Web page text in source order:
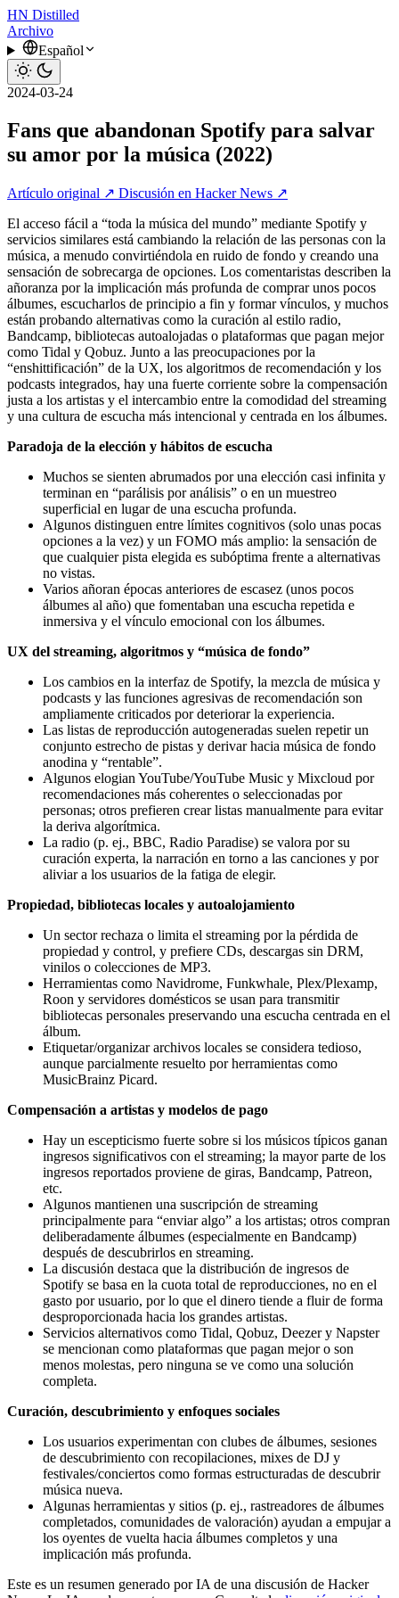
HN Distilled
Archivo
Español
2024-03-24
Fans que abandonan Spotify para salvar
su amor por la música (2022)
Artículo original ↗ Discusión en Hacker News ↗
El acceso fácil a “toda la música del mundo” mediante Spotify y
servicios similares está cambiando la relación de las personas con la
música, a menudo convirtiéndola en ruido de fondo y creando una
sensación de sobrecarga de opciones. Los comentaristas describen la
añoranza por la implicación más profunda de comprar unos pocos
álbumes, escucharlos de principio a fin y formar vínculos, y muchos
están probando alternativas como la curación al estilo radio,
Bandcamp, bibliotecas autoalojadas o plataformas que pagan mejor
como Tidal y Qobuz. Junto a las preocupaciones por la
“enshittificación” de la UX, los algoritmos de recomendación y los
podcasts integrados, hay una fuerte corriente sobre la compensación
justa a los artistas y el intercambio entre la comodidad del streaming
y una cultura de escucha más intencional y centrada en los álbumes.
Paradoja de la elección y hábitos de escucha
Muchos se sienten abrumados por una elección casi infinita y
terminan en “parálisis por análisis” o en un muestreo
superficial en lugar de una escucha profunda.
Algunos distinguen entre límites cognitivos (solo unas pocas
opciones a la vez) y un FOMO más amplio: la sensación de
que cualquier pista elegida es subóptima frente a alternativas
no vistas.
Varios añoran épocas anteriores de escasez (unos pocos
álbumes al año) que fomentaban una escucha repetida e
inmersiva y el vínculo emocional con los álbumes.
UX del streaming, algoritmos y “música de fondo”
Los cambios en la interfaz de Spotify, la mezcla de música y
podcasts y las funciones agresivas de recomendación son
ampliamente criticados por deteriorar la experiencia.
Las listas de reproducción autogeneradas suelen repetir un
conjunto estrecho de pistas y derivar hacia música de fondo
anodina y “rentable”.
Algunos elogian YouTube/YouTube Music y Mixcloud por
recomendaciones más coherentes o seleccionadas por
personas; otros prefieren crear listas manualmente para evitar
la deriva algorítmica.
La radio (p. ej., BBC, Radio Paradise) se valora por su
curación experta, la narración en torno a las canciones y por
aliviar a los usuarios de la fatiga de elegir.
Propiedad, bibliotecas locales y autoalojamiento
Un sector rechaza o limita el streaming por la pérdida de
propiedad y control, y prefiere CDs, descargas sin DRM,
vinilos o colecciones de MP3.
Herramientas como Navidrome, Funkwhale, Plex/Plexamp,
Roon y servidores domésticos se usan para transmitir
bibliotecas personales preservando una escucha centrada en el
álbum.
Etiquetar/organizar archivos locales se considera tedioso,
aunque parcialmente resuelto por herramientas como
MusicBrainz Picard.
Compensación a artistas y modelos de pago
Hay un escepticismo fuerte sobre si los músicos típicos ganan
ingresos significativos con el streaming; la mayor parte de los
ingresos reportados proviene de giras, Bandcamp, Patreon,
etc.
Algunos mantienen una suscripción de streaming
principalmente para “enviar algo” a los artistas; otros compran
deliberadamente álbumes (especialmente en Bandcamp)
después de descubrirlos en streaming.
La discusión destaca que la distribución de ingresos de
Spotify se basa en la cuota total de reproducciones, no en el
gasto por usuario, por lo que el dinero tiende a fluir de forma
desproporcionada hacia los grandes artistas.
Servicios alternativos como Tidal, Qobuz, Deezer y Napster
se mencionan como plataformas que pagan mejor o son
menos molestas, pero ninguna se ve como una solución
completa.
Curación, descubrimiento y enfoques sociales
Los usuarios experimentan con clubes de álbumes, sesiones
de descubrimiento con recopilaciones, mixes de DJ y
festivales/conciertos como formas estructuradas de descubrir
música nueva.
Algunas herramientas y sitios (p. ej., rastreadores de álbumes
completados, comunidades de valoración) ayudan a empujar a
los oyentes de vuelta hacia álbumes completos y una
implicación más profunda.
Este es un resumen generado por IA de una discusión de Hacker